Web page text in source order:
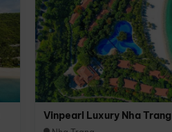
Vinpearl Luxury Nha Trang